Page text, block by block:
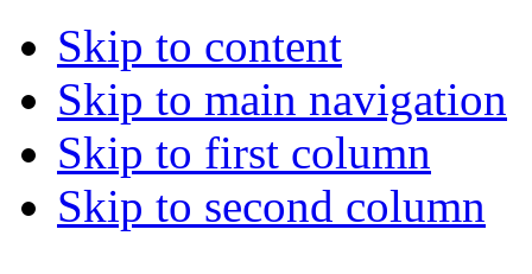
Skip to content
Skip to main navigation
Skip to first column
Skip to second column